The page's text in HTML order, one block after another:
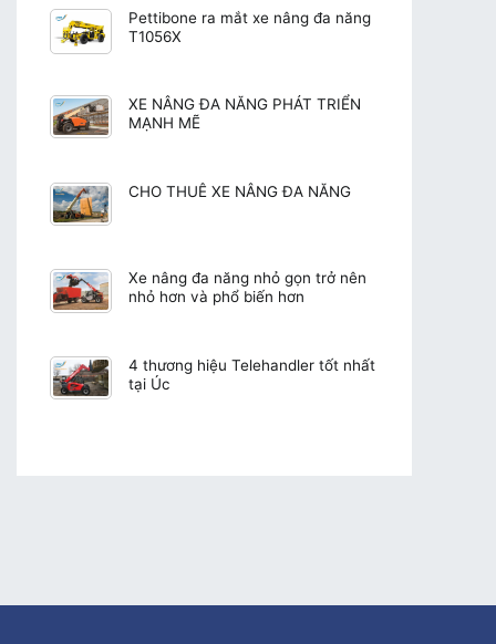
Pettibone ra mắt xe nâng đa năng
T1056X
XE NÂNG ĐA NĂNG PHÁT TRIỂN
MẠNH MẼ
CHO THUÊ XE NÂNG ĐA NĂNG
Xe nâng đa năng nhỏ gọn trở nên
nhỏ hơn và phổ biến hơn
4 thương hiệu Telehandler tốt nhất
tại Úc